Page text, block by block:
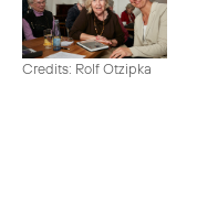
Credits: Rolf Otzipka